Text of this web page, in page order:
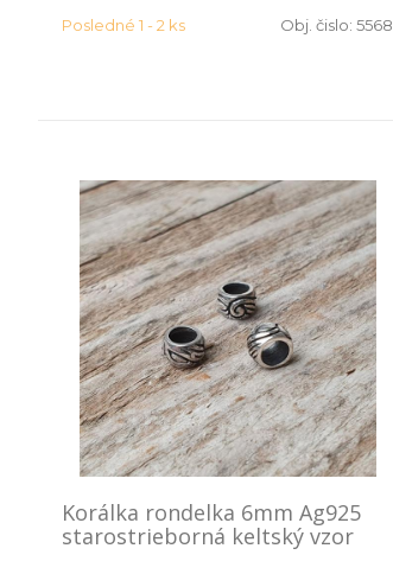
Posledné 1 - 2 ks Obj. čislo: 5568
Korálka rondelka 6mm Ag925
starostrieborná keltský vzor